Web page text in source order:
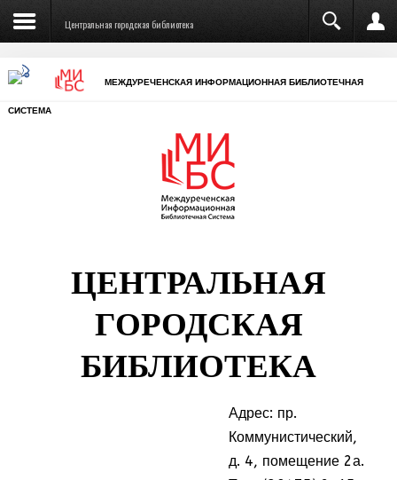
Центральная городская библиотека
МЕЖДУРЕЧЕНСКАЯ ИНФОРМАЦИОННАЯ БИБЛИОТЕЧНАЯ
СИСТЕМА
ЦЕНТРАЛЬНАЯ
ГОРОДСКАЯ
БИБЛИОТЕКА
Адрес: пр.
Коммунистический,
д. 4, помещение 2а.